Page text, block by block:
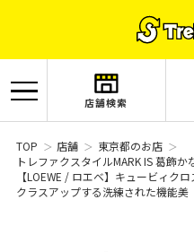
店舗検索
TOP 店舗
東京都のお店
トレファクスタイルMARK IS 葛飾か
【LOEWE / ロエベ】キュービィク
クラスアップする洗練された機能美